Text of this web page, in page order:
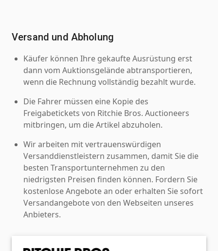
Versand und Abholung
Käufer können Ihre gekaufte Ausrüstung erst
dann vom Auktionsgelände abtransportieren,
wenn die Rechnung vollständig bezahlt wurde.
Die Fahrer müssen eine Kopie des
Freigabetickets von Ritchie Bros. Auctioneers
mitbringen, um die Artikel abzuholen.
Wir arbeiten mit vertrauenswürdigen
Versanddienstleistern zusammen, damit Sie die
besten Transportunternehmen zu den
niedrigsten Preisen finden können. Fordern Sie
kostenlose Angebote an oder erhalten Sie sofort
Versandangebote von den Webseiten unseres
Anbieters.